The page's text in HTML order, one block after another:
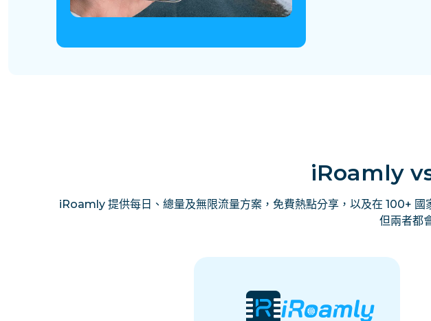
iRoamly
iRoamly 提供每日、總量及無限流量方案，免費熱點分享，以及在 100+
但兩者都